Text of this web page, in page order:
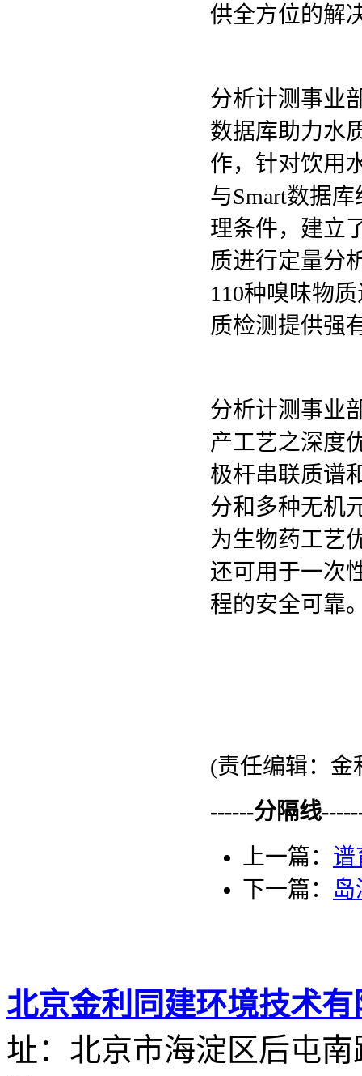
供全方位的解
分析计测事业
数据库助力水
作，针对饮用
与Smart数据
理条件，建立
质进行定量分
110种嗅味物
质检测提供强
分析计测事业
产工艺之深度
极杆串联质谱
分和多种无机
为生物药工艺
还可用于一次
程的安全可靠
(责任编辑：金
------分隔线
上一篇： 谱
下一篇：
北京金利同建环境技术有
址：北京市海淀区后屯